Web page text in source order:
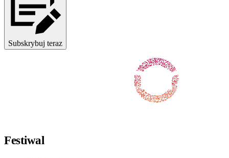
Subskrybuj teraz
Festiwal